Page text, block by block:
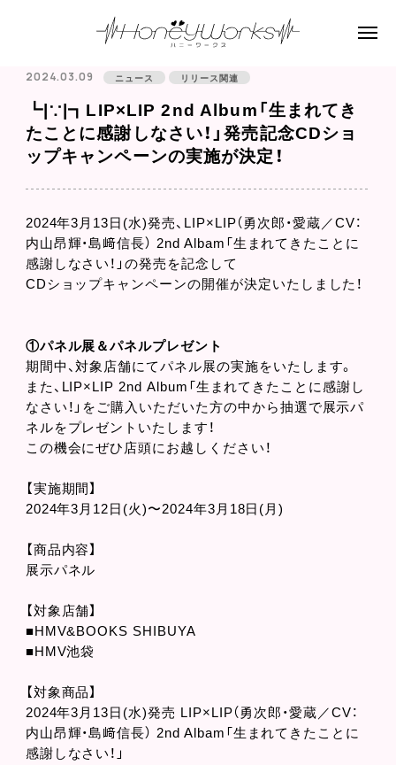
2024.03.09 ニュース リリース関連
┗|∵|┓LIP×LIP 2nd Album「生まれてき
たことに感謝しなさい！」発売記念CDショ
ップキャンペーンの実施が決定！
2024年3月13日(水)発売、LIP×LIP（勇次郎・愛蔵／CV：
内山昂輝・島﨑信長） 2nd Albam「生まれてきたことに
感謝しなさい！」の発売を記念して
CDショップキャンペーンの開催が決定いたしました！
①パネル展＆パネルプレゼント
期間中、対象店舗にてパネル展の実施をいたします。
また、LIP×LIP 2nd Album「生まれてきたことに感謝し
なさい！」をご購入いただいた方の中から抽選で展示パ
ネルをプレゼントいたします！
この機会にぜひ店頭にお越しください！
【実施期間】
2024年3月12日(火)〜2024年3月18日(月)
【商品内容】
展示パネル
【対象店舗】
■HMV&BOOKS SHIBUYA
■HMV池袋
【対象商品】
2024年3月13日(水)発売 LIP×LIP（勇次郎・愛蔵／CV：
内山昂輝・島﨑信長） 2nd Albam「生まれてきたことに
感謝しなさい！」